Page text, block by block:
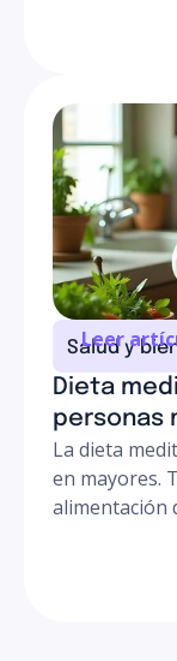
Salud y
Dieta
personas
La dieta
en mayores.
alimentación
Leer